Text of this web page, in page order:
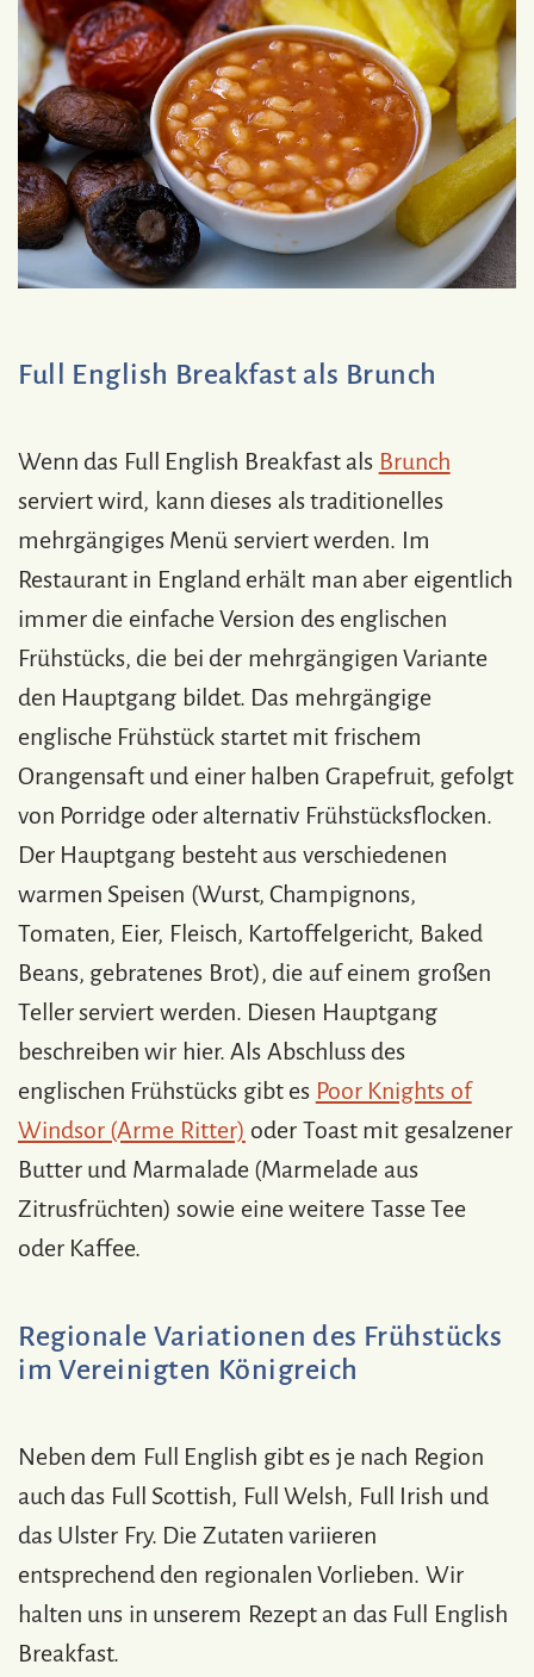
Full English Breakfast als Brunch
Wenn das Full English Breakfast als Brunch
serviert wird, kann dieses als traditionelles
mehrgängiges Menü serviert werden. Im
Restaurant in England erhält man aber eigentlich
immer die einfache Version des englischen
Frühstücks, die bei der mehrgängigen Variante
den Hauptgang bildet. Das mehrgängige
englische Frühstück startet mit frischem
Orangensaft und einer halben Grapefruit, gefolgt
von Porridge oder alternativ Frühstücksflocken.
Der Hauptgang besteht aus verschiedenen
warmen Speisen (Wurst, Champignons,
Tomaten, Eier, Fleisch, Kartoffelgericht, Baked
Beans, gebratenes Brot), die auf einem großen
Teller serviert werden. Diesen Hauptgang
beschreiben wir hier. Als Abschluss des
englischen Frühstücks gibt es Poor Knights of
Windsor (Arme Ritter) oder Toast mit gesalzener
Butter und Marmalade (Marmelade aus
Zitrusfrüchten) sowie eine weitere Tasse Tee
oder Kaffee.
Regionale Variationen des Frühstücks
im Vereinigten Königreich
Neben dem Full English gibt es je nach Region
auch das Full Scottish, Full Welsh, Full Irish und
das Ulster Fry. Die Zutaten variieren
entsprechend den regionalen Vorlieben. Wir
halten uns in unserem Rezept an das Full English
Breakfast.